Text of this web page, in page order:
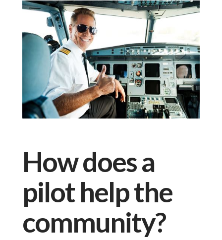
How does a
pilot help the
community?